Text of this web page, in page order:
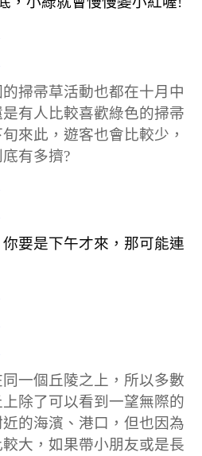
掃帚草活動也都在十月中
有人比較喜歡綠色的掃帚
來此，遊客也會比較少，
有多擠?
要是下午才來，那可能連
一個丘陵之上，所以多數
除了可以看到一望無際的
的海濱、港口，但也因為
大，如果帶小朋友或是長